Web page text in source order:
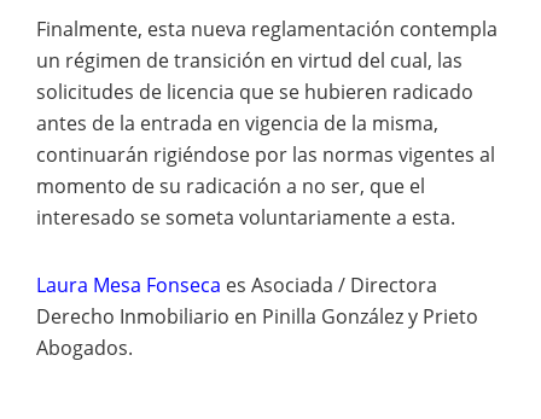
Finalmente, esta nueva reglamentación contempla
un régimen de transición en virtud del cual, las
solicitudes de licencia que se hubieren radicado
antes de la entrada en vigencia de la misma,
continuarán rigiéndose por las normas vigentes al
momento de su radicación a no ser, que el
interesado se someta voluntariamente a esta.
Laura Mesa Fonseca es Asociada / Directora
Derecho Inmobiliario en Pinilla González y Prieto
Abogados.